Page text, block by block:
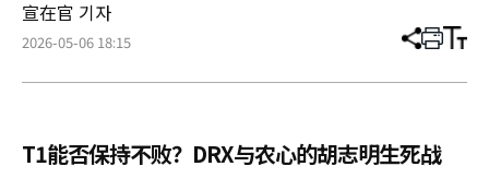
宣在官 기자
2026-05-06 18:15 分
章
打 调
小
T1能否保持不败？DRX与农心的胡志明生死战